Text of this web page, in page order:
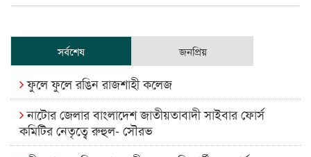
সর্বশেষ জনপ্রিয়
ফুলে ফুলে রঙিন রাজশাহী কলেজ
নাটোর জেলার বাংলাদেশ জাতীয়তাবাদী সাইবার ফোর্স
কমিটির নেতৃত্বে রুহুল- সৌরভ